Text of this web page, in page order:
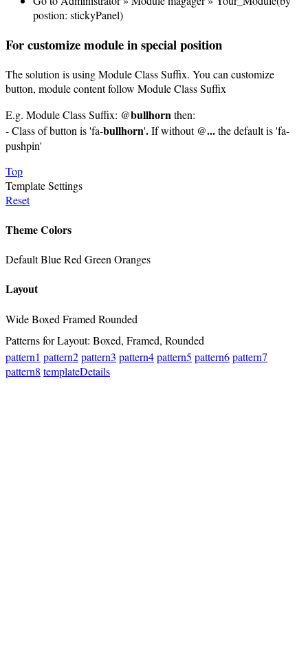
postion: stickyPanel)
For customize module in special position
The solution is using Module Class Suffix. You can customize
button, module content follow Module Class Suffix
E.g. Module Class Suffix: @bullhorn then:
- Class of button is 'fa-bullhorn'.If without @...the default is 'fa-
pushpin'
Top
Template Settings
Reset
Theme Colors
DefaultBlueRed Green Oranges
Layout
WideBoxed Framed Rounded
Patterns for Layout: Boxed, Framed, Rounded
pattern1 pattern2pattern3 pattern4pattern5 pattern6pattern7
pattern8 templateDetails